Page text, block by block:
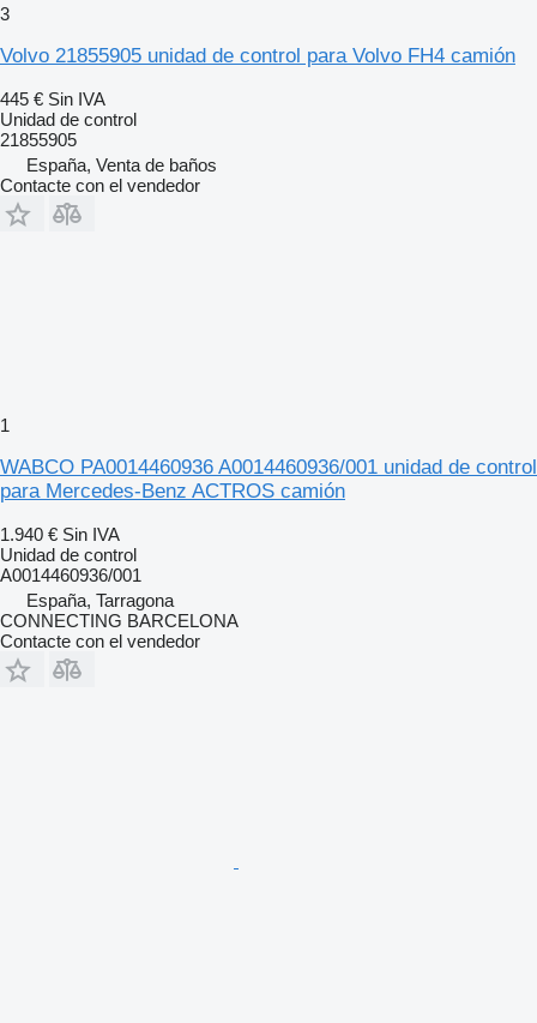
3
Volvo 21855905 unidad de control para Volvo FH4 camión
445 € Sin IVA
Unidad de control
21855905
España, Venta de baños
Contacte con el vendedor
1
WABCO PA0014460936 A0014460936/001 unidad de control
para Mercedes-Benz ACTROS camión
1.940 € Sin IVA
Unidad de control
A0014460936/001
España, Tarragona
CONNECTING BARCELONA
Contacte con el vendedor